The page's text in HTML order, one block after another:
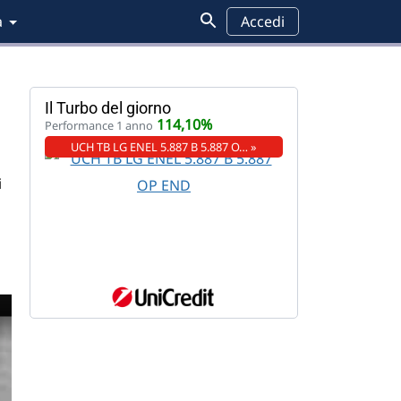
Accedi
Il Turbo del giorno
Performance 1 anno 114,10%
UCH TB LG ENEL 5.887 B 5.887 O… »